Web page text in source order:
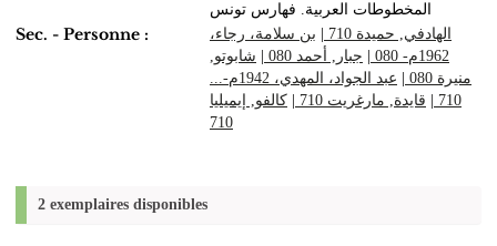
المخطوطات العربية‏‏. ‏فهارس‏ ‏تونس
Sec. - Personne : الهادفي, حميدة 710
بن سلامة، رجاء،
1962م- 080
جبار, أحمد 080
شابوتو‏,
‏منيرة‏ 080
عبد الجواد، المهدي، 1942م-...
710
قايدة‏‏, ‏مارغريت‏ 710
كالفو‏, ‏إيميليا‏
710
2 exemplaires disponibles